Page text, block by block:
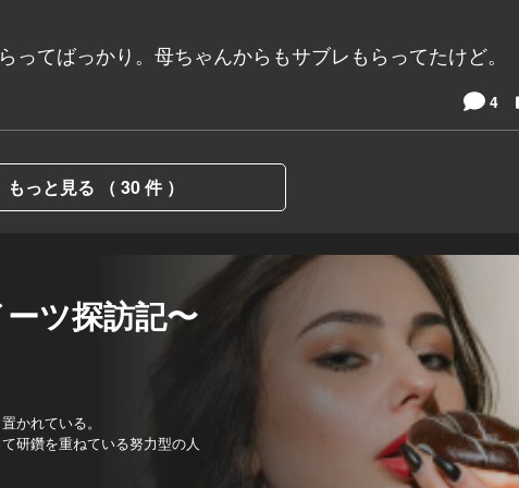
てばっかり。母ちゃんからもサブレもらってたけど。
4
もっと見る （ 30 件 ）
ツ探訪記〜
かれている。
研鑽を重ねている努力型の人